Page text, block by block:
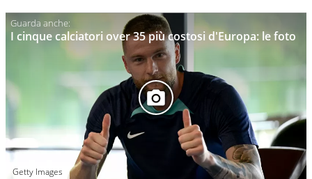
I cinque calciatori over 35 più costosi d'Europa: le foto
Getty Images